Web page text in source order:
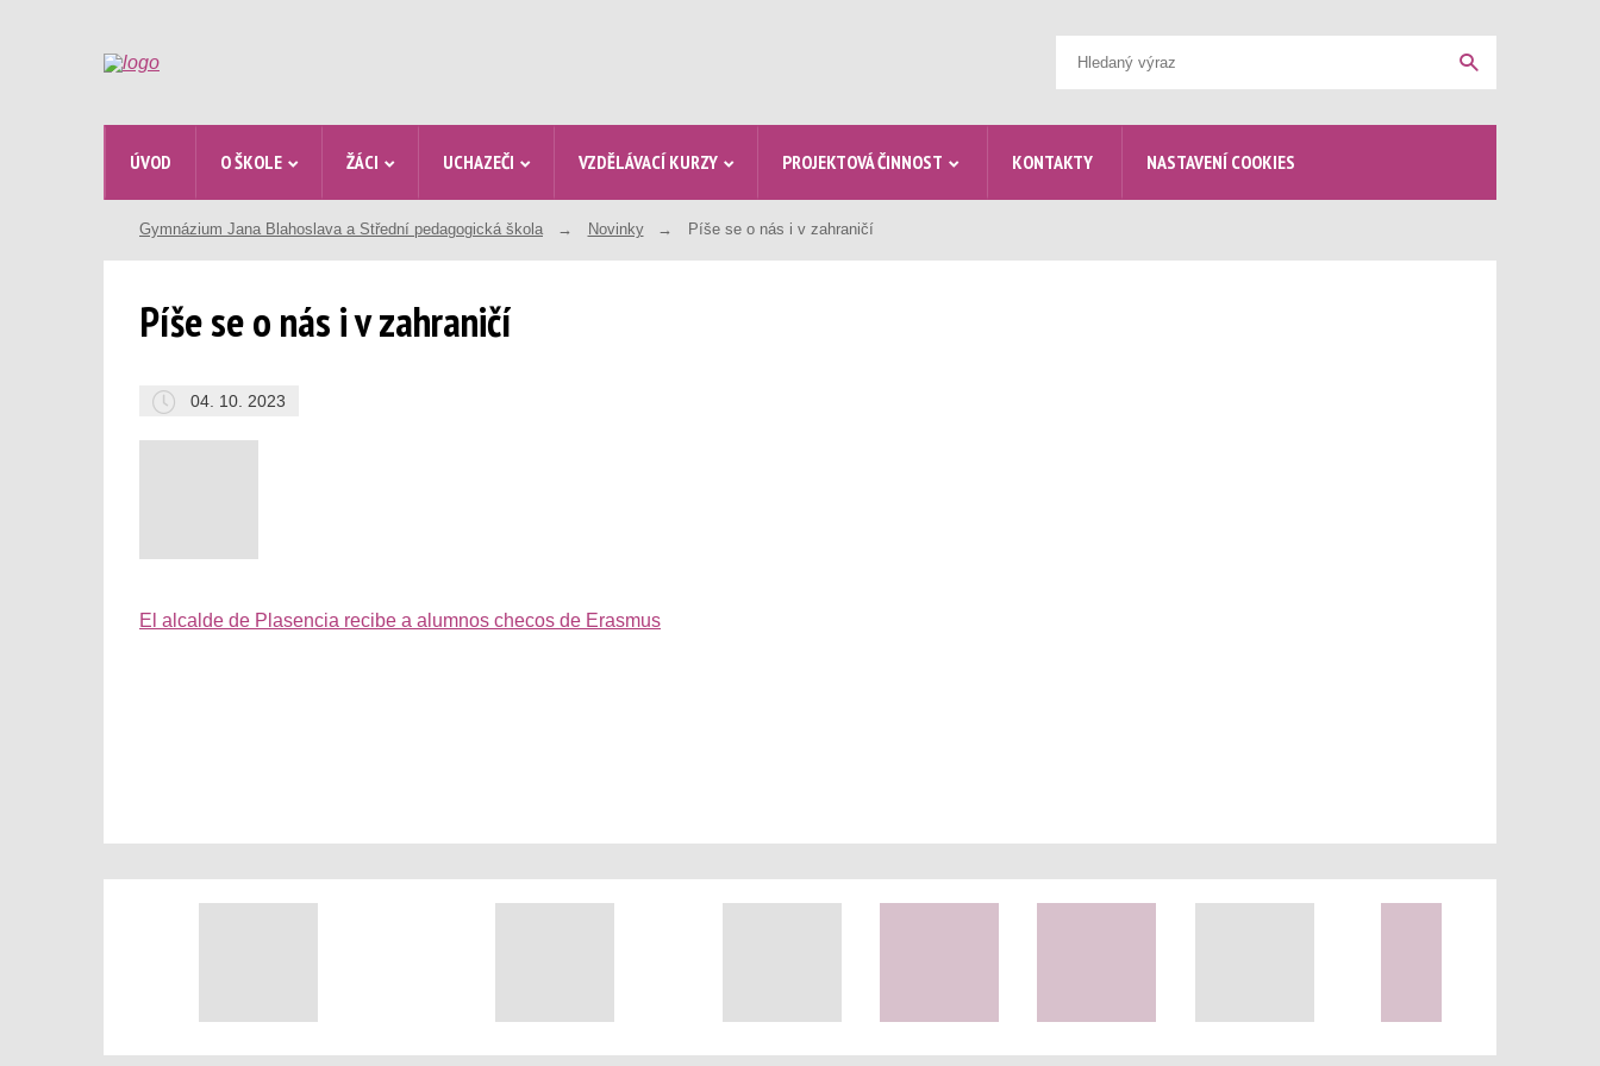
Hledat
ÚVOD O ŠKOLE ŽÁCI UCHAZEČI VZDĚLÁVACÍ KURZY PROJEKTOVÁ ČINNOST KONTAKTY NASTAVENÍ COOKIES
Gymnázium Jana Blahoslava a Střední pedagogická škola Novinky Píše se o nás i v zahraničí
Píše se o nás i v zahraničí
04. 10. 2023
El alcalde de Plasencia recibe a alumnos checos de Erasmus